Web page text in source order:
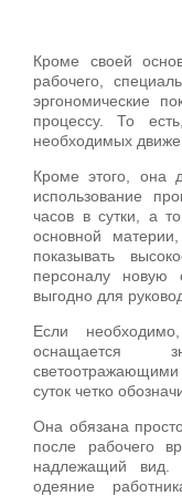
Кроме своей
рабочего,
эргономические
процессу. То
необходимых
Кроме этого, она
использование
часов в сутки, а
основной
показывать
персоналу
выгодно для
Если
оснащается
суток четко
Она обязана
после рабочего
надлежащий
одеяние